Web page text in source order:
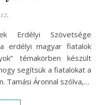
erdélyi magyar fiatalok
témakörben készült
segítsük a fiatalokat a
Tamási Áronnal szólva,…